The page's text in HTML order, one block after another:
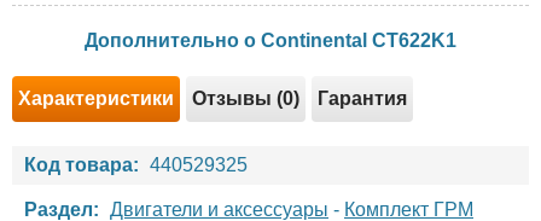
Дополнительно о Continental CT622K1
Характеристики Отзывы (0) Гарантия
Код товара: 440529325
Раздел: Двигатели и аксессуары - Комплект ГРМ